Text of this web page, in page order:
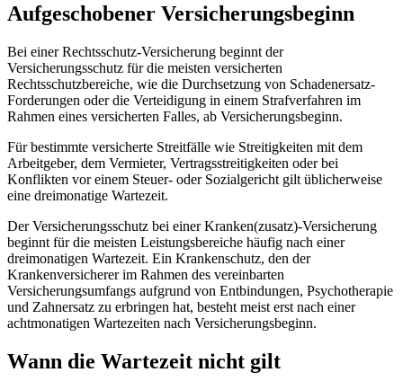
Aufgeschobener Versicherungsbeginn
Bei einer Rechtsschutz-Versicherung beginnt der
Versicherungsschutz für die meisten versicherten
Rechtsschutzbereiche, wie die Durchsetzung von Schadenersatz-
Forderungen oder die Verteidigung in einem Strafverfahren im
Rahmen eines versicherten Falles, ab Versicherungsbeginn.
Für bestimmte versicherte Streitfälle wie Streitigkeiten mit dem
Arbeitgeber, dem Vermieter, Vertragsstreitigkeiten oder bei
Konflikten vor einem Steuer- oder Sozialgericht gilt üblicherweise
eine dreimonatige Wartezeit.
Der Versicherungsschutz bei einer Kranken(zusatz)-Versicherung
beginnt für die meisten Leistungsbereiche häufig nach einer
dreimonatigen Wartezeit. Ein Krankenschutz, den der
Krankenversicherer im Rahmen des vereinbarten
Versicherungsumfangs aufgrund von Entbindungen, Psychotherapie
und Zahnersatz zu erbringen hat, besteht meist erst nach einer
achtmonatigen Wartezeiten nach Versicherungsbeginn.
Wann die Wartezeit nicht gilt